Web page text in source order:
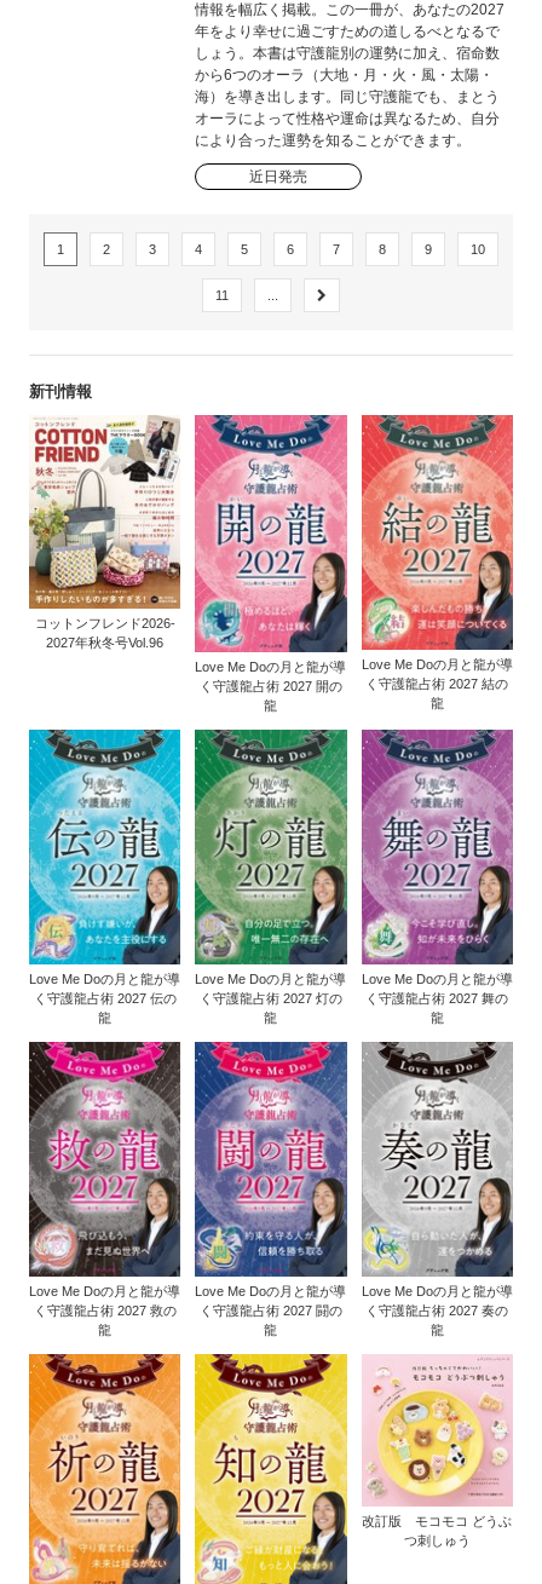
情報を幅広く掲載。この一冊が、あなたの2027
年をより幸せに過ごすための道しるべとなるで
しょう。本書は守護龍別の運勢に加え、宿命数
から6つのオーラ（大地・月・火・風・太陽・
海）を導き出します。同じ守護龍でも、まとう
オーラによって性格や運命は異なるため、自分
により合った運勢を知ることができます。
近日発売
1 2 3 4 5 6 7 8 9 10
11
新刊情報
コットンフレンド2026-
2027年秋冬号Vol.96
Love Me Doの月と龍が導
く守護龍占術 2027 開の
龍
Love Me Doの月と龍が導
く守護龍占術 2027 結の
龍
Love Me Doの月と龍が導
く守護龍占術 2027 伝の
龍
Love Me Doの月と龍が導
く守護龍占術 2027 灯の
龍
Love Me Doの月と龍が導
く守護龍占術 2027 舞の
龍
Love Me Doの月と龍が導
く守護龍占術 2027 救の
龍
Love Me Doの月と龍が導
く守護龍占術 2027 闘の
龍
Love Me Doの月と龍が導
く守護龍占術 2027 奏の
龍
改訂版 モコモコ どうぶ
つ刺しゅう